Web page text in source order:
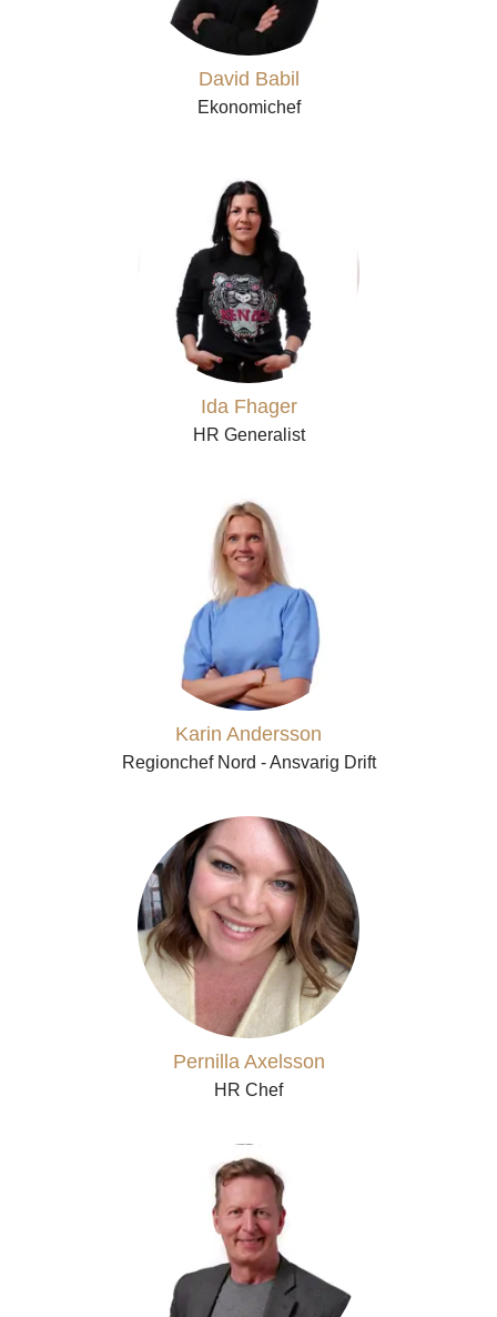
David Babil
Ekonomichef
Ida Fhager
HR Generalist
Karin Andersson
Regionchef Nord - Ansvarig Drift
Pernilla Axelsson
HR Chef